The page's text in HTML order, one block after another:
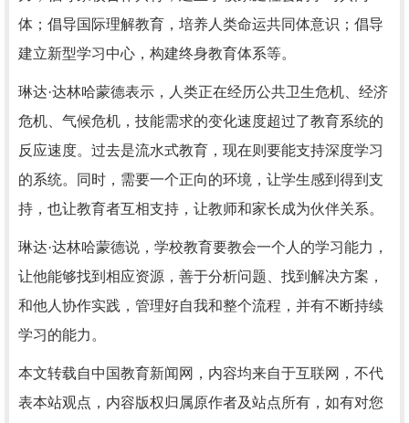
体；倡导国际理解教育，培养人类命运共同体意识；倡导
建立新型学习中心，构建终身教育体系等。
琳达·达林哈蒙德表示，人类正在经历公共卫生危机、经济
危机、气候危机，技能需求的变化速度超过了教育系统的
反应速度。过去是流水式教育，现在则要能支持深度学习
的系统。同时，需要一个正向的环境，让学生感到得到支
持，也让教育者互相支持，让教师和家长成为伙伴关系。
琳达·达林哈蒙德说，学校教育要教会一个人的学习能力，
让他能够找到相应资源，善于分析问题、找到解决方案，
和他人协作实践，管理好自我和整个流程，并有不断持续
学习的能力。
本文转载自中国教育新闻网，内容均来自于互联网，不代
表本站观点，内容版权归属原作者及站点所有，如有对您